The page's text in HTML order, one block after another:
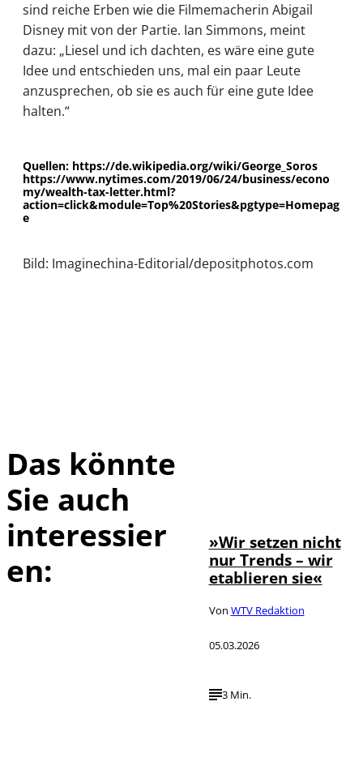
sind reiche Erben wie die Filmemacherin Abigail
Disney mit von der Partie. Ian Simmons, meint
dazu: „Liesel und ich dachten, es wäre eine gute
Idee und entschieden uns, mal ein paar Leute
anzusprechen, ob sie es auch für eine gute Idee
halten.“
Quellen: https://de.wikipedia.org/wiki/George_Soros
https://www.nytimes.com/2019/06/24/business/econo
my/wealth-tax-letter.html?
action=click&module=Top%20Stories&pgtype=Homepag
e
Bild: Imaginechina-Editorial/depositphotos.com
Das könnte
Sie auch
interessier
en:
»Wir setzen nicht
nur Trends – wir
etablieren sie«
Von WTV Redaktion
05.03.2026
3 Min.